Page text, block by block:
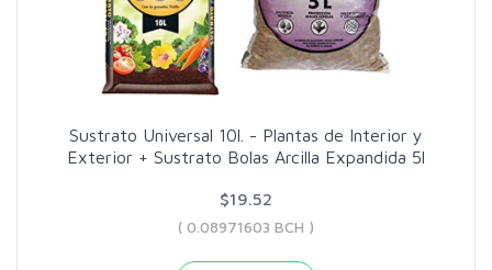
Sustrato Universal 10l. - Plantas de Interior y
Exterior + Sustrato Bolas Arcilla Expandida 5l
$19.52
( 0.08971603 BCH )